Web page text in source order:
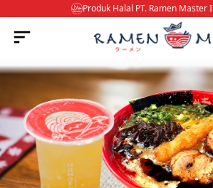
Produk Halal PT. Ramen Master